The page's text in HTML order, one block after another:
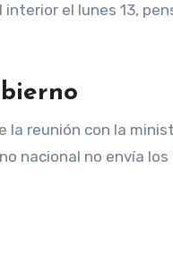
el lunes 13,
reunión con la
nacional no envía